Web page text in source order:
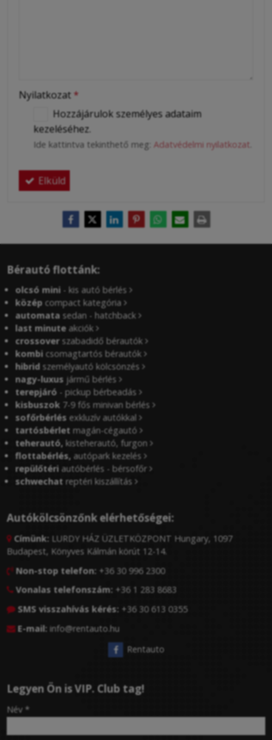
Nyilatkozat *
Hozzájárulok személyes adataim
kezeléséhez.
Ide kattintva tekinthető meg: Adatvédelmi nyilatkozat
Elküld
Bérautó flottánk:
olcsó mini - kis autó bérlés
közép compact kategória
automata sedan - hatchback
last minute akciók
crossover szabadidő bérautók
kombi csomagtartós bérautók
hibrid személyautó kölcsönzés
nagy-luxus jármű bérlés
terepjáró - pickup bérbeadás
kisbuszok 7-9 fős minivan bérlés
sofőrbérlés exkluzív autókkal
tartósbérlet magán-cégautó
teherautó, kisteherautó, furgon
flottabérlés, autópark kezelés
repülőtéri autóbérlés - bérsofőr
schwechat reptéri kiszállítás
Autókölcsönzőnk elérhetőségei:
 Címünk: LURDY HÁZ ÜZLETKÖZPONT Hungary, 1097
Budapest, Könyves Kálmán körút 12-14.
 Non-stop telefon: +36 30 996 2300
 Vonalas telefonszám: +36 1 283 8683
 SMS visszahívás kérés: +36 30 613 0355
 E-mail: info@rentauto.hu
Rentauto
Legyen Ön is VIP. Club tag!
-Név *